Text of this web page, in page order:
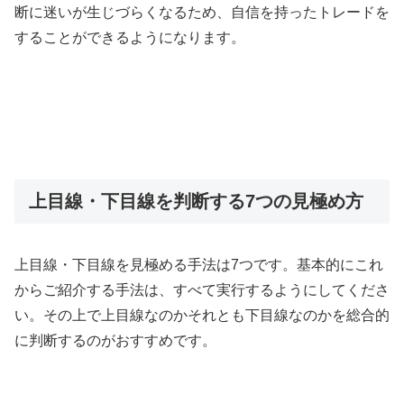
断に迷いが生じづらくなるため、自信を持ったトレードを
することができるようになります。
上目線・下目線を判断する7つの見極め方
上目線・下目線を見極める手法は7つです。基本的にこれ
からご紹介する手法は、すべて実行するようにしてくださ
い。その上で上目線なのかそれとも下目線なのかを総合的
に判断するのがおすすめです。